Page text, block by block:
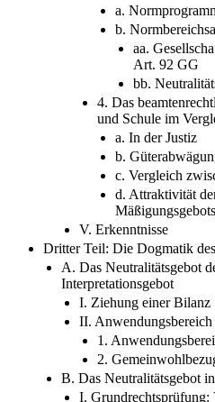
a.
b.
aa.
Art. 92 GG
bb.
4. Das
und Schule im
a. In der Justiz
b.
c. Vergleich
d. Attraktivität
Mäßigungsgebots
V. Erkenntnisse
Dritter Teil: Die Dogmatik
A. Das Neutralitätsgebot
Interpretationsgebot
I. Ziehung einer Bilanz
II.
1.
2.
B. Das Neutralitätsgebot
I. Grundrechtsprüfung: